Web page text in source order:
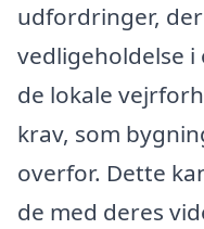
udfordringer,
vedligeholdelse
de lokale
krav, som
overfor. Dette
de med deres